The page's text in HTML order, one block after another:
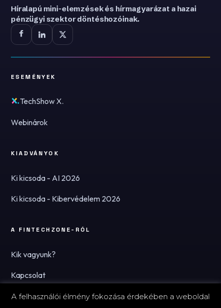
Híralapú mini-elemzések és hírmagyarázat a hazai
pénzügyi szektor döntéshozóinak.
ESEMÉNYEK
TechShow X.
Webinárok
KIADVÁNYOK
Ki kicsoda - AI 2026
Ki kicsoda - Kibervédelem 2026
A FINTECHZONE-RÓL
Kik vagyunk?
Kapcsolat
Hírlevél
A felhasználói élmény fokozása érdekében a weboldal